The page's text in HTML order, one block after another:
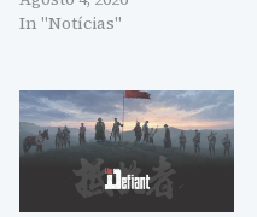
In "Notícias"